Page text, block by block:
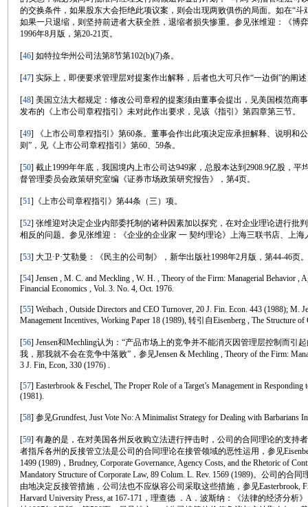
的交换条件，如果股东大会拒绝此项议案，则会出现两败俱伤的局面。如在“
如果一只退缩，则坚持前进者大获全胜，退缩者损失惨重。参见张维迎：《博
1996年8月版，第20-21页。
[46] 如特拉华州公司法第8节第102(b)(7)条。
[47] 实际上，即便要求管理层对提案作出解释，后者也大可只作“一边倒”的阐
[48] 美国立法大都规定：修改公司章程的提案须由董事会提出，见美国模范商
发布的《上市公司章程指引》未对此作出要求，见该《指引》第四章第三节。
[49] 《上市公司章程指引》第60条。董事会作出此项决定应承担解释、说明和
则”，见《上市公司章程指引》第60、59条。
[50] 截止1999年年底，我国境内上市公司达949家，总股本达到2908.9亿股，
督管理委员会政策研究室编《证券市场政策研究报告》，第4页。
[51]《上市公司章程指引》第44条（三）项。
[52] 张维迎对决定企业内部委托制的诸种因素加以探究，在对企业理论进行批
相反的问题。参见张维迎：《企业的企业家 一 契约理论》上海三联书店、上海
[53] 大卫·P·艾勒曼：《民主的公司制》，新华出版社1998年2月版，第44-46页。
[54] Jensen , M. C. and Meckling , W. H. , Theory of the Firm: Managerial Behavior ,
Financial Economics , Vol. 3. No. 4, Oct. 1976.
[55] Weibach , Outside Directors and CEO Turnover, 20 J. Fin. Econ. 443 (1988); M.
Management Incentives, Working Paper 18 (1989), 转引自Eisenberg , The Structure
[56] Jensen和Mechling认为：“产品市场上的竞争并不能消灭因管理层控制而
我，那我就不会在竞争中落败”，参见Jensen & Mechling , Theory of the Firm:
3 J. Fin, Econ, 330 (1976) .
[57] Easterbrook & Feschel, The Proper Role of a Target’s Management in
(1981).
[58] 参见Grundfest, Just Vote No: A Minimalist Strategy for Dealing with Barbarians
[59] 有趣的是，在对美国各州反收购立法进行抨击时，公司的合同理论的支持
者指斥各州的反接管立法是公司的合同理论在接管领域的恶性运用，参见
1499 (1989)，Brudney, Corporate Governance, Agency Costs, and the Rhetoric of
Mandatory Structure of Corporate Law, 89 Colum. L. Rev. 1569 (1989)。公司的
由地决定反接管措施，公司法也不应纵容公司采取这些措施，参见Easterbrook,
Harvard University Press, at 167-171，理查德 ．A．波斯纳：《法律的经济分